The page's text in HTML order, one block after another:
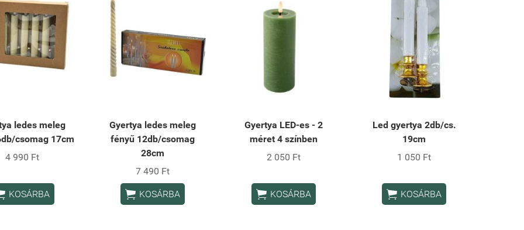
ledes meleg
csomag 17cm
4 990 Ft
KOSÁRBA
Gyertya ledes meleg
fényű 12db/csomag
28cm
7 490 Ft
 KOSÁRBA
Gyertya LED-es - 2
méret 4 színben
2 050 Ft
 KOSÁRBA
Led gyertya 2db/cs.
19cm
1 050 Ft
 KOSÁRBA